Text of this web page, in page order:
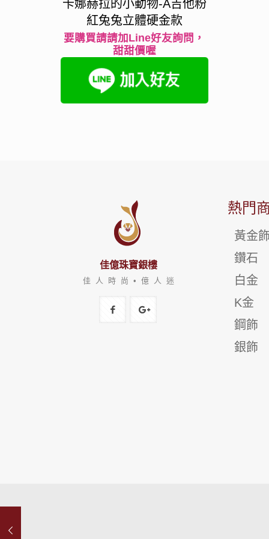
卡娜赫拉的小動物-A吉他粉
紅兔兔立體硬金款
要購買請請加Line好友詢問，
甜甜價喔
佳億珠寶銀樓
佳 人 時 尚 • 億 人 迷
熱門
黃金
鑽石
白金
K金
鋼飾
銀飾